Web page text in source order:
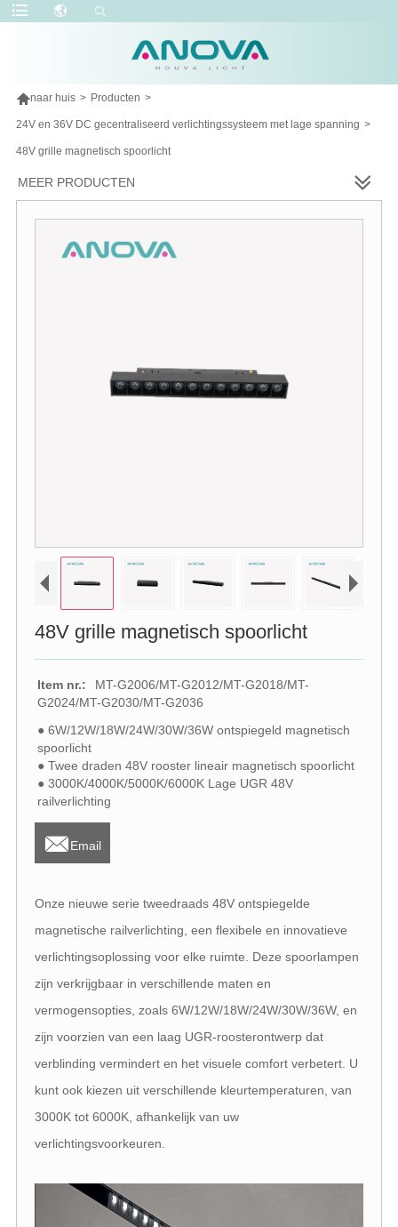
naar huis > Producten >
24V en 36V DC gecentraliseerd verlichtingssysteem met lage spanning >
48V grille magnetisch spoorlicht
MEER PRODUCTEN
48V grille magnetisch spoorlicht
Item nr.:
MT-G2006/MT-G2012/MT-G2018/MT-
G2024/MT-G2030/MT-G2036
● 6W/12W/18W/24W/30W/36W ontspiegeld magnetisch
spoorlicht
● Twee draden 48V rooster lineair magnetisch spoorlicht
● 3000K/4000K/5000K/6000K Lage UGR 48V
railverlichting
Email
Onze nieuwe serie tweedraads 48V ontspiegelde
magnetische railverlichting, een flexibele en innovatieve
verlichtingsoplossing voor elke ruimte. Deze spoorlampen
zijn verkrijgbaar in verschillende maten en
vermogensopties, zoals 6W/12W/18W/24W/30W/36W, en
zijn voorzien van een laag UGR-roosterontwerp dat
verblinding vermindert en het visuele comfort verbetert. U
kunt ook kiezen uit verschillende kleurtemperaturen, van
3000K tot 6000K, afhankelijk van uw
verlichtingsvoorkeuren.